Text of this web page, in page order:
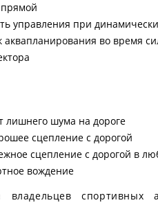
управления при
аквапланирования во время
лишнего шума на дороге
сцепление с дорогой
сцепление с дорогой в
вождение
спортивных